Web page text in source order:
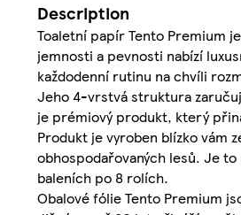
Description
Toaletní papír Tento Premium
jemnosti a pevnosti nabízí
každodenní rutinu na chvíli
Jeho 4-vrstvá struktura
je prémiový produkt, který
Produkt je vyroben blízko vám
obhospodařovaných lesů. Je
baleních po 8 rolích.
Obalové fólie Tento Premium